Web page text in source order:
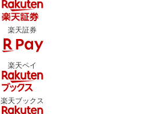
楽天証券
楽天ペイ
楽天ブックス